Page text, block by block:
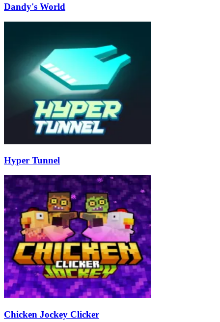
Dandy's World
Hyper Tunnel
Chicken Jockey Clicker